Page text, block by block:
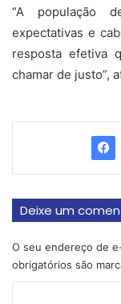
“A população
expectativas e
resposta efetiva
chamar de justo”,
Deixe um
O seu endereço de
obrigatórios são